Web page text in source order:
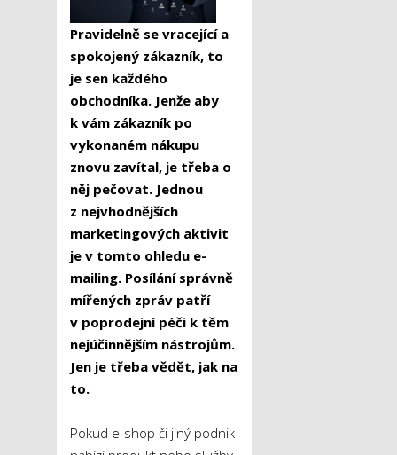
Pravidelně se vracející a
spokojený zákazník, to
je sen každého
obchodníka. Jenže aby
k vám zákazník po
vykonaném nákupu
znovu zavítal, je třeba o
něj pečovat. Jednou
z nejvhodnějších
marketingových aktivit
je v tomto ohledu e-
mailing. Posílání správně
mířených zpráv patří
v poprodejní péči k těm
nejúčinnějším nástrojům.
Jen je třeba vědět, jak na
to.
Pokud e-shop či jiný podnik